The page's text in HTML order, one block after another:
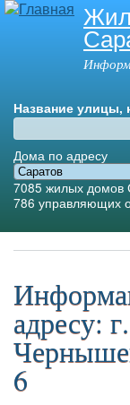
Название улицы,
Дома по адресу
7085 жилых домов
786 управляющих
Главное меню
адресу:
6